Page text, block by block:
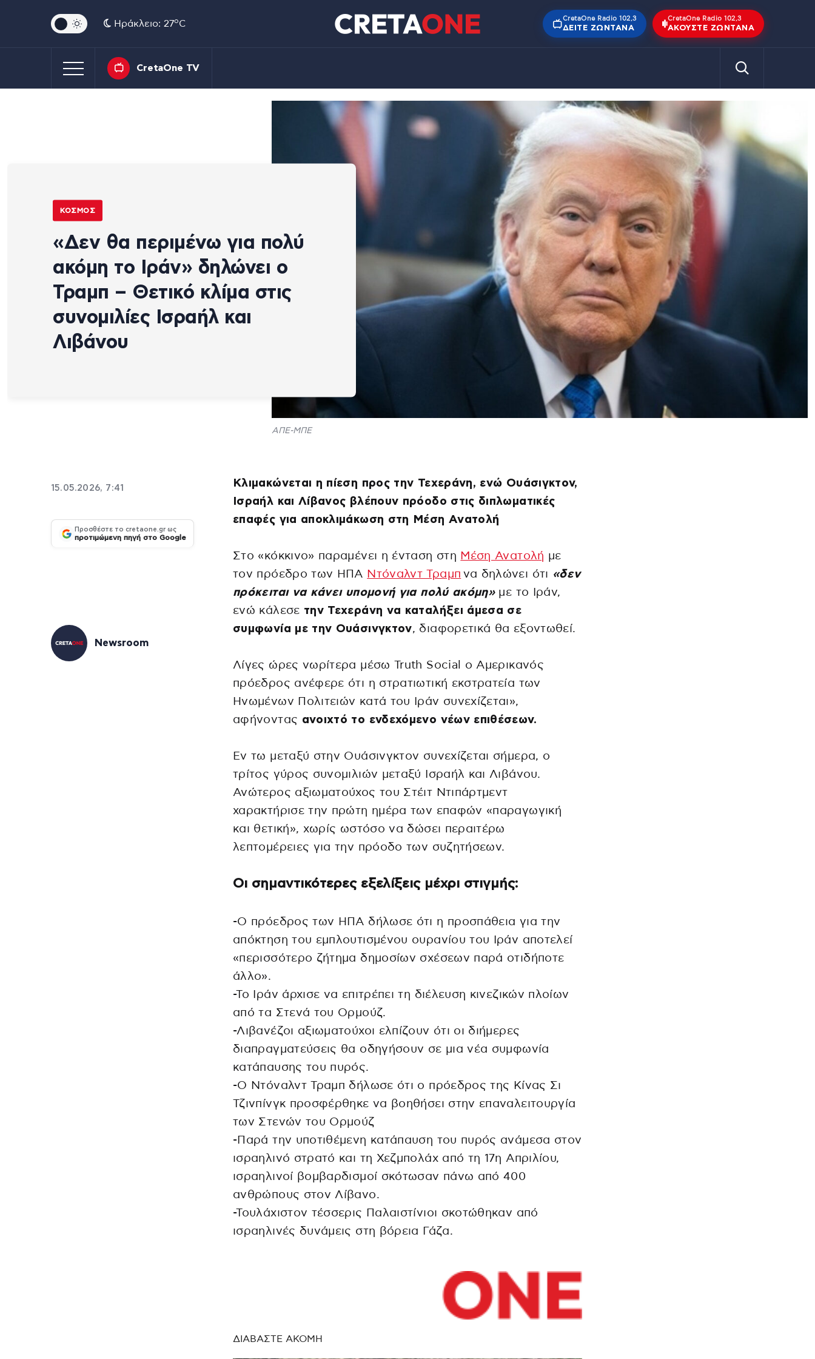
Ηράκλειο: 27oC
CretaOne Radio 102,3
ΔΕΊΤΕ ΖΩΝΤΑΝΆ
CretaOne Radio 102,3
ΑΚΟΎΣΤΕ ΖΩΝΤΑΝΆ
CretaOne TV
ΚΌΣΜΟΣ
«Δεν θα περιμένω για πολύ
ακόμη το Ιράν» δηλώνει ο
Τραμπ – Θετικό κλίμα στις
συνομιλίες Ισραήλ και
Λιβάνου
ΑΠΕ-ΜΠΕ
15.05.2026, 7:41
Προσθέστε το cretaone.gr ως
προτιμώμενη πηγή στο Google
Newsroom
Κλιμακώνεται η πίεση προς την Τεχεράνη, ενώ Ουάσιγκτον,
Ισραήλ και Λίβανος βλέπουν πρόοδο στις διπλωματικές
επαφές για αποκλιμάκωση στη Μέση Ανατολή
Στο «κόκκινο» παραμένει η ένταση στη Μέση Ανατολή με
τον πρόεδρο των ΗΠΑ Ντόναλντ Τραμπ να δηλώνει ότι «δεν
πρόκειται να κάνει υπομονή για πολύ ακόμη»με το Ιράν,
ενώ κάλεσε την Τεχεράνη να καταλήξει άμεσα σε
συμφωνία με την Ουάσινγκτον, διαφορετικά θα εξοντωθεί.
Λίγες ώρες νωρίτερα μέσω Truth Social ο Αμερικανός
πρόεδρος ανέφερε ότι η στρατιωτική εκστρατεία των
Ηνωμένων Πολιτειών κατά του Ιράν συνεχίζεται»,
αφήνοντας ανοιχτό το ενδεχόμενο νέων επιθέσεων.
Εν τω μεταξύ στην Ουάσινγκτον συνεχίζεται σήμερα, ο
τρίτος γύρος συνομιλιών μεταξύ Ισραήλ και Λιβάνου.
Ανώτερος αξιωματούχος του Στέιτ Ντιπάρτμεντ
χαρακτήρισε την πρώτη ημέρα των επαφών «παραγωγική
και θετική», χωρίς ωστόσο να δώσει περαιτέρω
λεπτομέρειες για την πρόοδο των συζητήσεων.
Οι σημαντικότερες εξελίξεις μέχρι στιγμής:
-Ο πρόεδρος των ΗΠΑ δήλωσε ότι η προσπάθεια για την
απόκτηση του εμπλουτισμένου ουρανίου του Ιράν αποτελεί
«περισσότερο ζήτημα δημοσίων σχέσεων παρά οτιδήποτε
άλλο».
-Το Ιράν άρχισε να επιτρέπει τη διέλευση κινεζικών πλοίων
από τα Στενά του Ορμούζ.
-Λιβανέζοι αξιωματούχοι ελπίζουν ότι οι διήμερες
διαπραγματεύσεις θα οδηγήσουν σε μια νέα συμφωνία
κατάπαυσης του πυρός.
-Ο Ντόναλντ Τραμπ δήλωσε ότι ο πρόεδρος της Κίνας Σι
Τζινπίνγκ προσφέρθηκε να βοηθήσει στην επαναλειτουργία
των Στενών του Ορμούζ
-Παρά την υποτιθέμενη κατάπαυση του πυρός ανάμεσα στον
ισραηλινό στρατό και τη Χεζμπολάχ από τη 17η Απριλίου,
ισραηλινοί βομβαρδισμοί σκότωσαν πάνω από 400
ανθρώπους στον Λίβανο.
-Τουλάχιστον τέσσερις Παλαιστίνιοι σκοτώθηκαν από
ισραηλινές δυνάμεις στη βόρεια Γάζα.
ΔΙΑΒΑΣΤΕ ΑΚΟΜΗ